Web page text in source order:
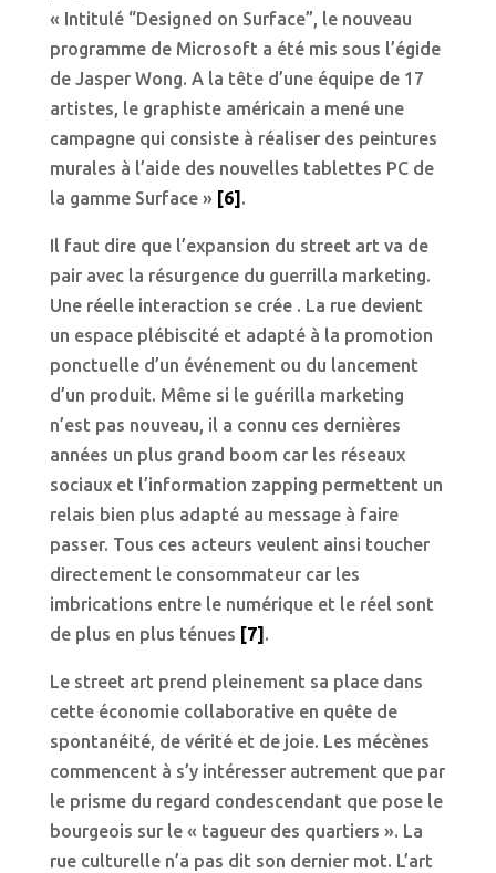
« Intitulé “Designed on Surface”, le nouveau
programme de Microsoft a été mis sous l’égide
de Jasper Wong. A la tête d’une équipe de 17
artistes, le graphiste américain a mené une
campagne qui consiste à réaliser des peintures
murales à l’aide des nouvelles tablettes PC de
la gamme Surface » [6] .
Il faut dire que l’expansion du street art va de
pair avec la résurgence du guerrilla marketing.
Une réelle interaction se crée . La rue devient
un espace plébiscité et adapté à la promotion
ponctuelle d’un événement ou du lancement
d’un produit. Même si le guérilla marketing
n’est pas nouveau, il a connu ces dernières
années un plus grand boom car les réseaux
sociaux et l’information zapping permettent un
relais bien plus adapté au message à faire
passer. Tous ces acteurs veulent ainsi toucher
directement le consommateur car les
imbrications entre le numérique et le réel sont
de plus en plus ténues [7] .
Le street art prend pleinement sa place dans
cette économie collaborative en quête de
spontanéité, de vérité et de joie. Les mécènes
commencent à s’y intéresser autrement que par
le prisme du regard condescendant que pose le
bourgeois sur le « tagueur des quartiers ». La
rue culturelle n’a pas dit son dernier mot. L’art